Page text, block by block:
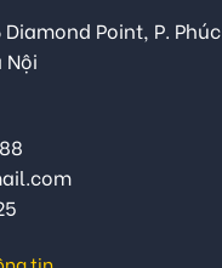
Point, P. Phúc
Nội